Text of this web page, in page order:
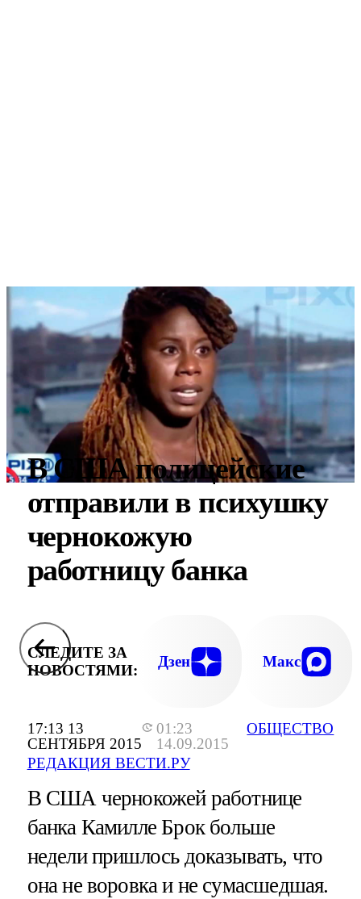
17:13 13
СЕНТЯБРЯ 2015
01:23
14.09.2015
РЕДАКЦИЯ ВЕСТИ.РУ
ОБЩЕСТВО
В США полицейские
отправили в психушку
чернокожую
работницу банка
СЛЕДИТЕ ЗА
НОВОСТЯМИ:
Дзен Макс
В США чернокожей работнице
банка Камилле Брок больше
недели пришлось доказывать, что
она не воровка и не сумасшедшая.